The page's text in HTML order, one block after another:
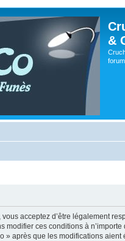
&
forum
acceptez d’être légalement
ces conditions à
après que les modifications